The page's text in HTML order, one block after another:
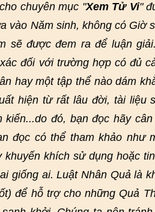
chuyên mục "Xem Tử Vi"
vào Năm sinh, không có Giờ
sẽ được đem ra để luận
đối với trường hợp có đủ
hay một tập thể nào dám
hiện từ rất lâu đời, tài liệu
kiến...do đó, bạn đọc hãy
đọc có thể tham khảo như
khích sử dụng hoặc
giống ai. Luật Nhân Quả là
để hỗ trợ cho những Quả